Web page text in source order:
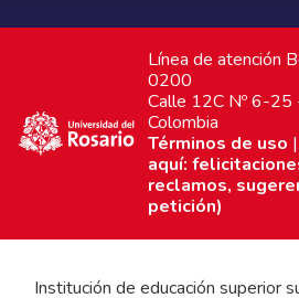
Línea de atención
0200
Calle 12C Nº 6-25
Colombia
Términos de uso |
aquí:
reclamos,
petición)
Institución de educación superior